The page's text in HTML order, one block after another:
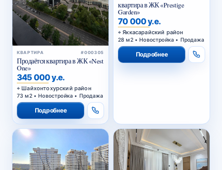
КВАРТИРА #000305
Продаётся квартира в ЖК «Nest
One»
345 000 у.е.
Шайхонтохурский район
73 м2 • Новостройка • Продажа
Подробнее
квартира в ЖК «Prestige
Garden»
70 000 у.е.
Яккасарайский район
28 м2 • Новостройка • Продажа
Подробнее